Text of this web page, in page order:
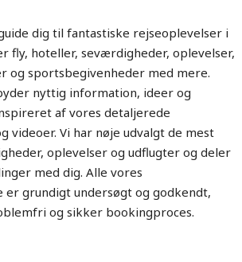
dig til fantastiske rejseoplevelser i
fly, hoteller, seværdigheder, oplevelser,
og sportsbegivenheder med mere.
nyttig information, ideer og
af vores detaljerede
videoer. Vi har nøje udvalgt de mest
oplevelser og udflugter og deler
med dig. Alle vores
er grundigt undersøgt og godkendt,
og sikker bookingproces.